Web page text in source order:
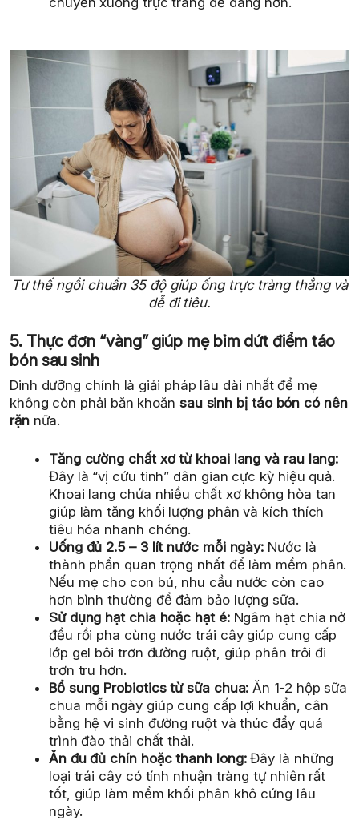
Tư thế ngồi chuẩn 35 độ giúp ống trực tràng thẳng và
dễ đi tiêu.
5. Thực đơn “vàng” giúp mẹ bỉm dứt điểm táo
bón sau sinh
Dinh dưỡng chính là giải pháp lâu dài nhất để mẹ
không còn phải băn khoăn sau sinh bị táo bón có nên
rặnnữa.
Tăng cường chất xơ từ khoai lang và rau lang:
Đây là “vị cứu tinh” dân gian cực kỳ hiệu quả.
Khoai lang chứa nhiều chất xơ không hòa tan
giúp làm tăng khối lượng phân và kích thích
tiêu hóa nhanh chóng.
Uống đủ 2.5 – 3 lít nước mỗi ngày: Nước là
thành phần quan trọng nhất để làm mềm phân.
Nếu mẹ cho con bú, nhu cầu nước còn cao
hơn bình thường để đảm bảo lượng sữa.
Sử dụng hạt chia hoặc hạt é:Ngâm hạt chia nở
đều rồi pha cùng nước trái cây giúp cung cấp
lớp gel bôi trơn đường ruột, giúp phân trôi đi
trơn tru hơn.
Bổ sung Probiotics từ sữa chua: Ăn 1-2 hộp sữa
chua mỗi ngày giúp cung cấp lợi khuẩn, cân
bằng hệ vi sinh đường ruột và thúc đẩy quá
trình đào thải chất thải.
Ăn đu đủ chín hoặc thanh long:Đây là những
loại trái cây có tính nhuận tràng tự nhiên rất
tốt, giúp làm mềm khối phân khô cứng lâu
ngày.